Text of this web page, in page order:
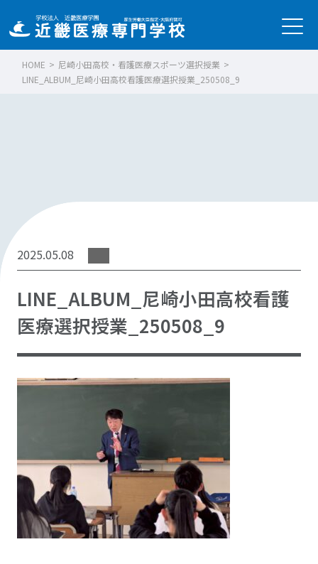
HOME > 尼崎小田高校・看護医療スポーツ選択授業 >
LINE_ALBUM_尼崎小田高校看護医療選択授業_250508_9
2025.05.08
LINE_ALBUM_尼崎小田高校看護
医療選択授業_250508_9